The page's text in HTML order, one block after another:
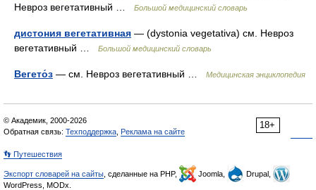
Невроз вегетативный …
Большой медицинский словарь
дистония вегетативная — (dystonia vegetativa) см. Невроз
вегетативный …
Большой медицинский словарь
Вегето́з — см. Невроз вегетативный … Медицинская энциклопедия
18+
© Академик, 2000-2026
Обратная связь: Техподдержка Реклама на сайте
👣 Путешествия
Экспорт словарей на сайты , сделанные на PHP, Joomla,
Drupal,
WordPress, MODx.